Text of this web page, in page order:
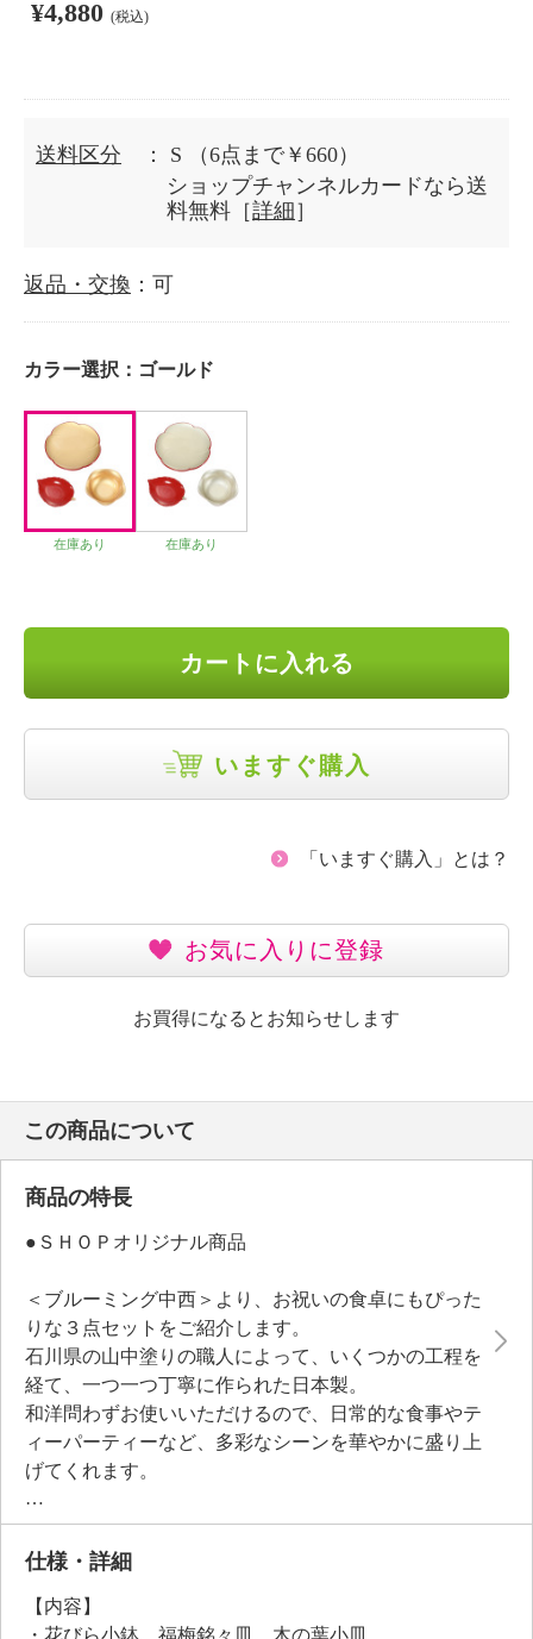
¥4,880 (税込)
送料区分 ： S
（6点まで￥660）
ショップチャンネルカードなら送
料無料［詳細 ］
返品・交換 ：可
カラー選択： ゴールド
在庫あり 在庫あり
カートに入れる
いますぐ購入
「いますぐ購入」とは？
お気に入りに登録
お買得になるとお知らせします
この商品について
商品の特長
●ＳＨＯＰオリジナル商品
＜ブルーミング中西＞より、お祝いの食卓にもぴった
りな３点セットをご紹介します。
石川県の山中塗りの職人によって、いくつかの工程を
経て、一つ一つ丁寧に作られた日本製。
和洋問わずお使いいただけるので、日常的な食事やテ
ィーパーティーなど、多彩なシーンを華やかに盛り上
げてくれます。
＜福梅銘々皿＞
梅の花弁が立体的に浮き上がったデザインで、表面に
は繊細な色合いのラメを、縁と裏面には朱色を塗って
照明が当たって放たれる高貴な輝きが、祝いの食事を
仕様・詳細
【内容】
・花びら小鉢、福梅銘々皿、木の葉小皿